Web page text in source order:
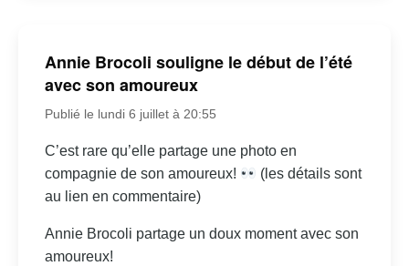
Annie Brocoli souligne le début de l’été
avec son amoureux
Publié le lundi 6 juillet à 20:55
C’est rare qu’elle partage une photo en
compagnie de son amoureux!
(les détails sont
au lien en commentaire)
Annie Brocoli partage un doux moment avec son
amoureux!